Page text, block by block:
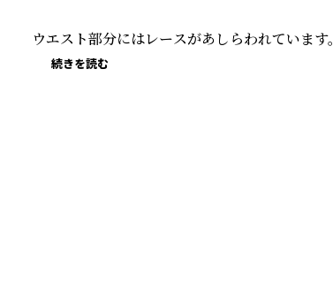
ウエスト部分にはレースがあしらわれています。
続きを読む